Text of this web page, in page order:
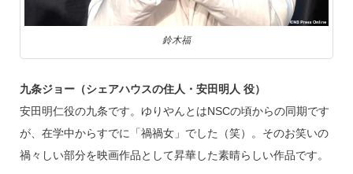
鈴木福
九条ジョー（シェアハウスの住人・安田明人 役）
安田明仁役の九条です。ゆりやんとはNSCの頃からの同期です
が、在学中からすでに「禍禍女」でした（笑）。そのお笑いの
禍々しい部分を映画作品として昇華した素晴らしい作品です。